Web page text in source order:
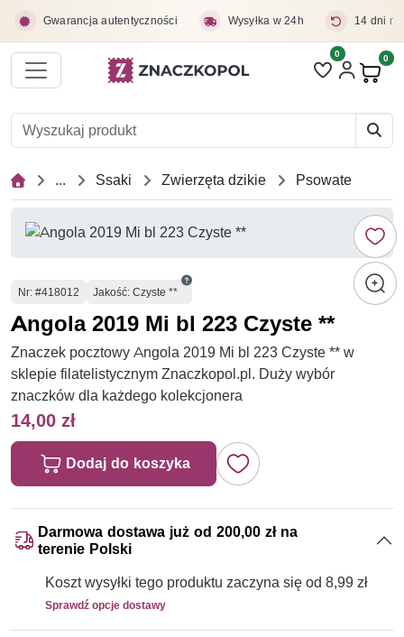
Gwarancja autentyczności Wysyłka w 24h 14 dni
Liczba pozycji
0 0
... Ssaki Zwierzęta dzikie Psowate
Numer
Nr: #418012 Jakość: Czyste **
Angola 2019 Mi bl 223 Czyste **
Znaczek pocztowy Angola 2019 Mi bl 223 Czyste ** w
sklepie filatelistycznym Znaczkopol.pl. Duży wybór
znaczków dla każdego kolekcjonera
14,00 zł
Dodaj do koszyka
Darmowa dostawa już od 200,00 zł na
terenie Polski
Koszt wysyłki tego produktu zaczyna się od 8,99 zł
Sprawdź opcje dostawy